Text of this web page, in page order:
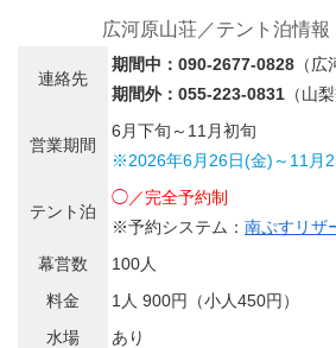
広河原山荘／テント泊情報
連絡先
期間中：090-2677-0828 （
期間外：055-223-0831 （山
営業期間
6月下旬～11月初旬
※2026年6月26日(金)～11月
テント泊
◯／完全予約制
※予約システム： 南ぷすリザ
幕営数
100人
料金
1人 900円（小人450円）
水場
あり